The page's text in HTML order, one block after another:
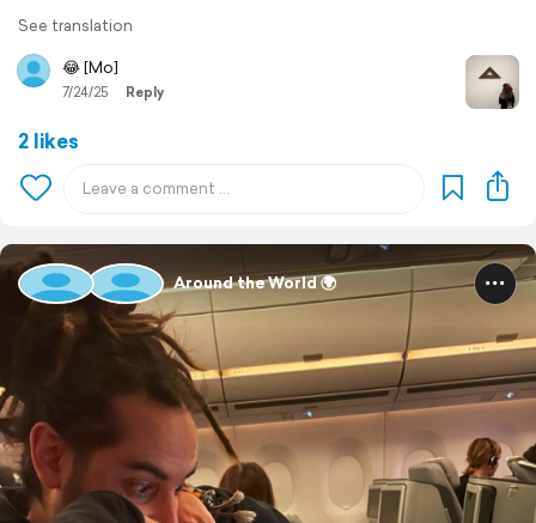
See translation
😂 [Mo]
7/24/25 Reply
2 likes
Around the World 🌍